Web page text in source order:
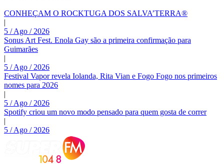
CONHEÇAM O ROCKTUGA DOS SALVA’TERRA®
|
5 / Ago / 2026
Sonus Art Fest. Enola Gay são a primeira confirmação para
Guimarães
|
5 / Ago / 2026
Festival Vapor revela Iolanda, Rita Vian e Fogo Fogo nos primeiros
nomes para 2026
|
5 / Ago / 2026
Spotify criou um novo modo pensado para quem gosta de correr
|
5 / Ago / 2026